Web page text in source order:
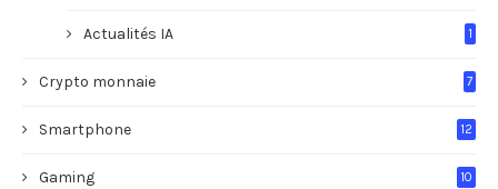
Actualités IA 1
Crypto monnaie 7
Smartphone 12
Gaming 10